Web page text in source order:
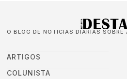
O BLOG DE NOTÍCIAS DIÁRIAS SOBRE
ARTIGOS
COLUNISTA